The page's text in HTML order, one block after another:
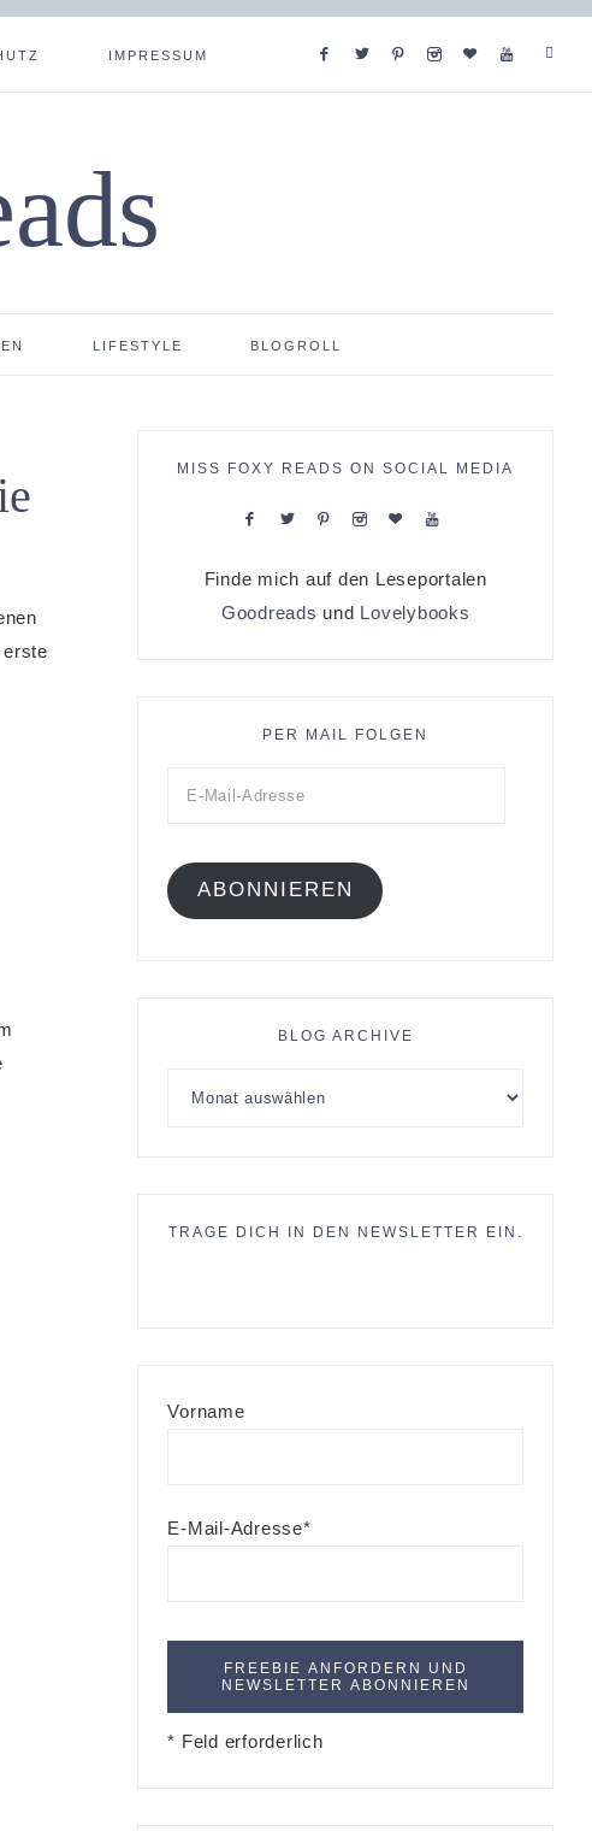
IMPRESSUM
LIFESTYLE BLOGROLL
MISS FOXY READS ON SOCIAL MEDIA
Finde mich auf den Leseportalen
Goodreads und Lovelybooks
PER MAIL FOLGEN
ABONNIEREN
BLOG ARCHIVE
TRAGE DICH IN DEN NEWSLETTER EIN.
Vorname
E-Mail-Adresse*
* Feld erforderlich